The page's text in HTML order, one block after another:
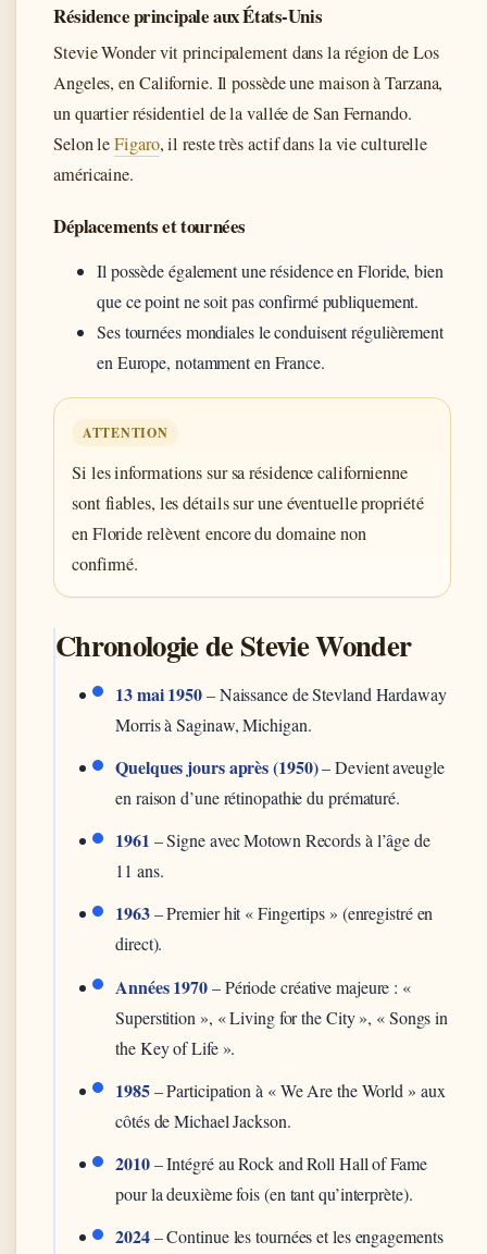
Résidence principale aux États-Unis
Stevie Wonder vit principalement dans la région de Los
Angeles, en Californie. Il possède une maison à Tarzana,
un quartier résidentiel de la vallée de San Fernando.
Selon leFigaro, il reste très actif dans la vie culturelle
américaine.
Déplacements et tournées
Il possède également une résidence en Floride, bien
que ce point ne soit pas confirmé publiquement.
Ses tournées mondiales le conduisent régulièrement
en Europe, notamment en France.
ATTENTION
Si les informations sur sa résidence californienne
sont fiables, les détails sur une éventuelle propriété
en Floride relèvent encore du domaine non
confirmé.
Chronologie de Stevie Wonder
13 mai 1950– Naissance de Stevland Hardaway
Morris à Saginaw, Michigan.
Quelques jours après (1950)– Devient aveugle
en raison d’une rétinopathie du prématuré.
1961 – Signe avec Motown Records à l’âge de
11 ans.
1963– Premier hit « Fingertips » (enregistré en
direct).
Années 1970– Période créative majeure : «
Superstition », « Living for the City », « Songs in
the Key of Life ».
1985– Participation à « We Are the World » aux
côtés de Michael Jackson.
2010– Intégré au Rock and Roll Hall of Fame
pour la deuxième fois (en tant qu’interprète).
2024– Continue les tournées et les engagements